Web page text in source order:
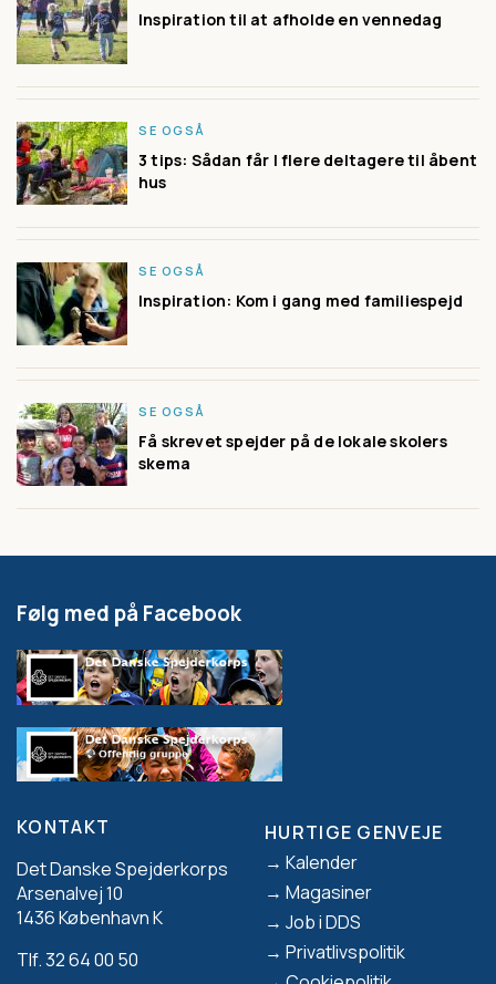
Inspiration til at afholde en vennedag
SE OGSÅ
3 tips: Sådan får I flere deltagere til åbent
hus
SE OGSÅ
Inspiration: Kom i gang med familiespejd
SE OGSÅ
Få skrevet spejder på de lokale skolers
skema
Følg med på Facebook
KONTAKT
Det Danske Spejderkorps
Arsenalvej 10
1436 København K
Tlf. 32 64 00 50
Footer
HURTIGE GENVEJE
Kalender
Magasiner
Job i DDS
Privatlivspolitik